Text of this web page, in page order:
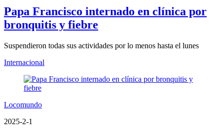
Papa Francisco internado en clínica por
bronquitis y fiebre
Suspendieron todas sus actividades por lo menos hasta el lunes
Internacional
Locomundo
2025-2-1